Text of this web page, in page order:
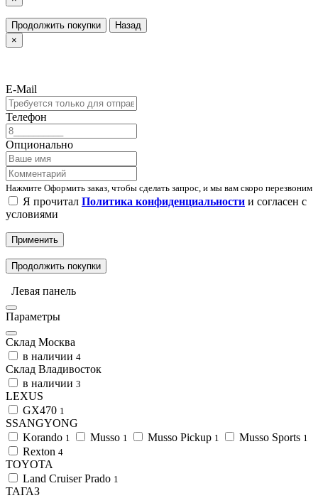
Продолжить покупки
Назад
×
E-Mail
Телефон
Опционально
Нажмите Оформить заказ, чтобы сделать запрос, и мы вам скоро перезвоним
Я прочитал Политика конфиденциальности и согласен с
условиями
Применить
Продолжить покупки
Левая панель
Параметры
Склад Москва
в наличии 4
Склад Владивосток
в наличии 3
LEXUS
GX470 1
SSANGYONG
Korando 1 Musso 1 Musso Pickup 1 Musso Sports 1
Rexton 4
TOYOTA
Land Cruiser Prado 1
ТАГАЗ